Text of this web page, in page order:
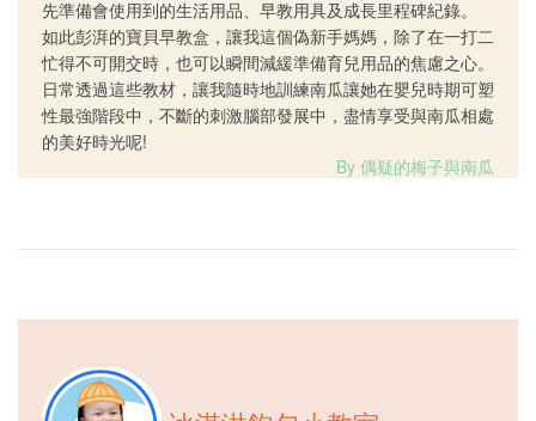
先準備會使用到的生活用品、早教用具及成長里程碑紀錄。
如此彭湃的寶貝早教盒，讓我這個偽新手媽媽，除了在一打二
忙得不可開交時，也可以瞬間減緩準備育兒用品的焦慮之心。
日常透過這些教材，讓我隨時地訓練南瓜讓她在嬰兒時期可塑
性最強階段中，不斷的刺激腦部發展中，盡情享受與南瓜相處
的美好時光呢!
By 偶疑的梅子與南瓜